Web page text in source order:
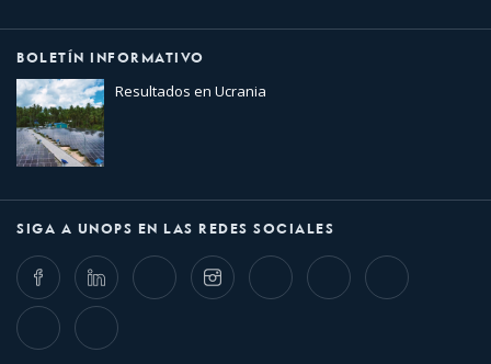
BOLETÍN INFORMATIVO
Resultados en Ucrania
SIGA A UNOPS EN LAS REDES SOCIALES
FacebookLinkedIn Twitter InstagramWhatsappBluesky Threads
TikTok Flickr